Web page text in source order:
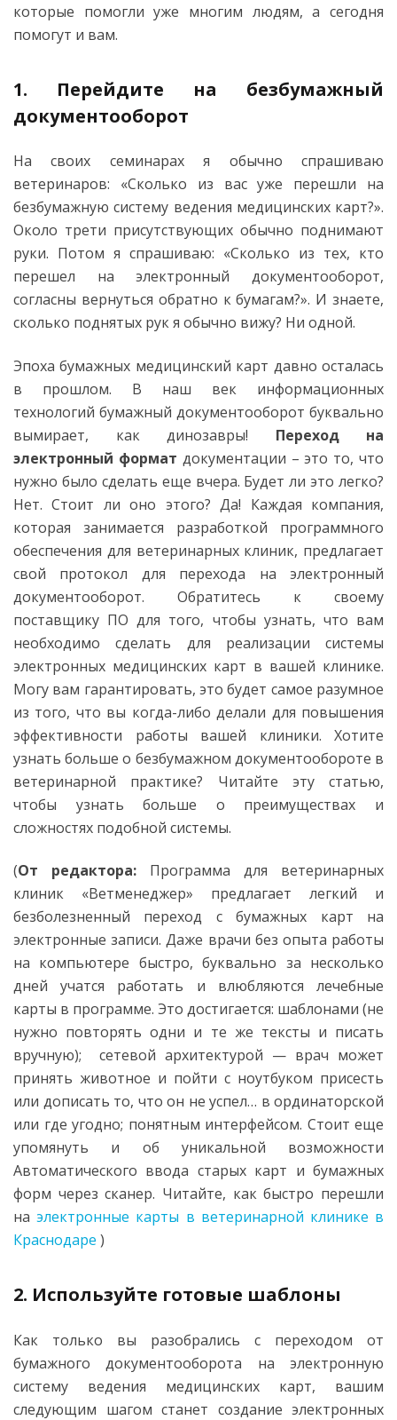
которые помогли уже многим людям, а сегодня
помогут и вам.
1. Перейдите на безбумажный
документооборот
На своих семинарах я обычно спрашиваю
ветеринаров: «Сколько из вас уже перешли на
безбумажную систему ведения медицинских карт?».
Около трети присутствующих обычно поднимают
руки. Потом я спрашиваю: «Сколько из тех, кто
перешел на электронный документооборот,
согласны вернуться обратно к бумагам?». И знаете,
сколько поднятых рук я обычно вижу? Ни одной.
Эпоха бумажных медицинский карт давно осталась
в прошлом. В наш век информационных
технологий бумажный документооборот буквально
вымирает, как динозавры! Переход на
электронный формат документации – это то, что
нужно было сделать еще вчера. Будет ли это легко?
Нет. Стоит ли оно этого? Да! Каждая компания,
которая занимается разработкой программного
обеспечения для ветеринарных клиник, предлагает
свой протокол для перехода на электронный
документооборот. Обратитесь к своему
поставщику ПО для того, чтобы узнать, что вам
необходимо сделать для реализации системы
электронных медицинских карт в вашей клинике.
Могу вам гарантировать, это будет самое разумное
из того, что вы когда-либо делали для повышения
эффективности работы вашей клиники. Хотите
узнать больше о безбумажном документообороте в
ветеринарной практике? Читайте эту статью,
чтобы узнать больше о преимуществах и
сложностях подобной системы.
(От редактора: Программа для ветеринарных
клиник «Ветменеджер» предлагает легкий и
безболезненный переход с бумажных карт на
электронные записи. Даже врачи без опыта работы
на компьютере быстро, буквально за несколько
дней учатся работать и влюбляются лечебные
карты в программе. Это достигается: шаблонами (не
нужно повторять одни и те же тексты и писать
вручную); сетевой архитектурой — врач может
принять животное и пойти с ноутбуком присесть
или дописать то, что он не успел… в ординаторской
или где угодно; понятным интерфейсом. Стоит еще
упомянуть и об уникальной возможности
Автоматического ввода старых карт и бумажных
форм через сканер. Читайте, как быстро перешли
наэлектронные карты в ветеринарной клинике в
Краснодаре )
2. Используйте готовые шаблоны
Как только вы разобрались с переходом от
бумажного документооборота на электронную
систему ведения медицинских карт, вашим
следующим шагом станет создание электронных